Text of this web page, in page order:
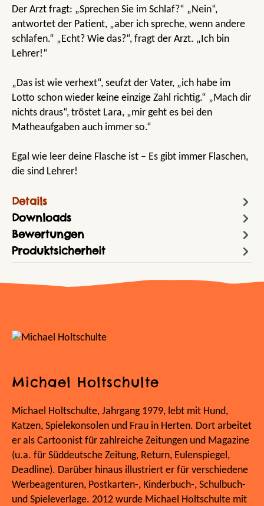
Der Arzt fragt: „Sprechen Sie im Schlaf?“ „Nein“,
antwortet der Patient, „aber ich spreche, wenn andere
schlafen.“ „Echt? Wie das?“, fragt der Arzt. „Ich bin
Lehrer!“
„Das ist wie verhext“, seufzt der Vater, „ich habe im
Lotto schon wieder keine einzige Zahl richtig.“ „Mach dir
nichts draus“, tröstet Lara, „mir geht es bei den
Matheaufgaben auch immer so.“
Egal wie leer deine Flasche ist – Es gibt immer Flaschen,
die sind Lehrer!
Details
Downloads
Bewertungen
Produktsicherheit
Michael Holtschulte
Michael Holtschulte, Jahrgang 1979, lebt mit Hund,
Katzen, Spielekonsolen und Frau in Herten. Dort arbeitet
er als Cartoonist für zahlreiche Zeitungen und Magazine
(u.a. für Süddeutsche Zeitung, Return, Eulenspiegel,
Deadline). Darüber hinaus illustriert er für verschiedene
Werbeagenturen, Postkarten-, Kinderbuch-, Schulbuch-
und Spieleverlage. 2012 wurde Michael Holtschulte mit